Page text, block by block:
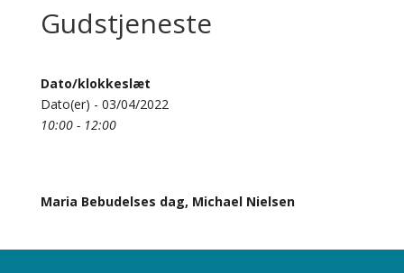
Gudstjeneste
Dato/klokkeslæt
Dato(er) - 03/04/2022
10:00 - 12:00
Maria Bebudelses dag, Michael Nielsen